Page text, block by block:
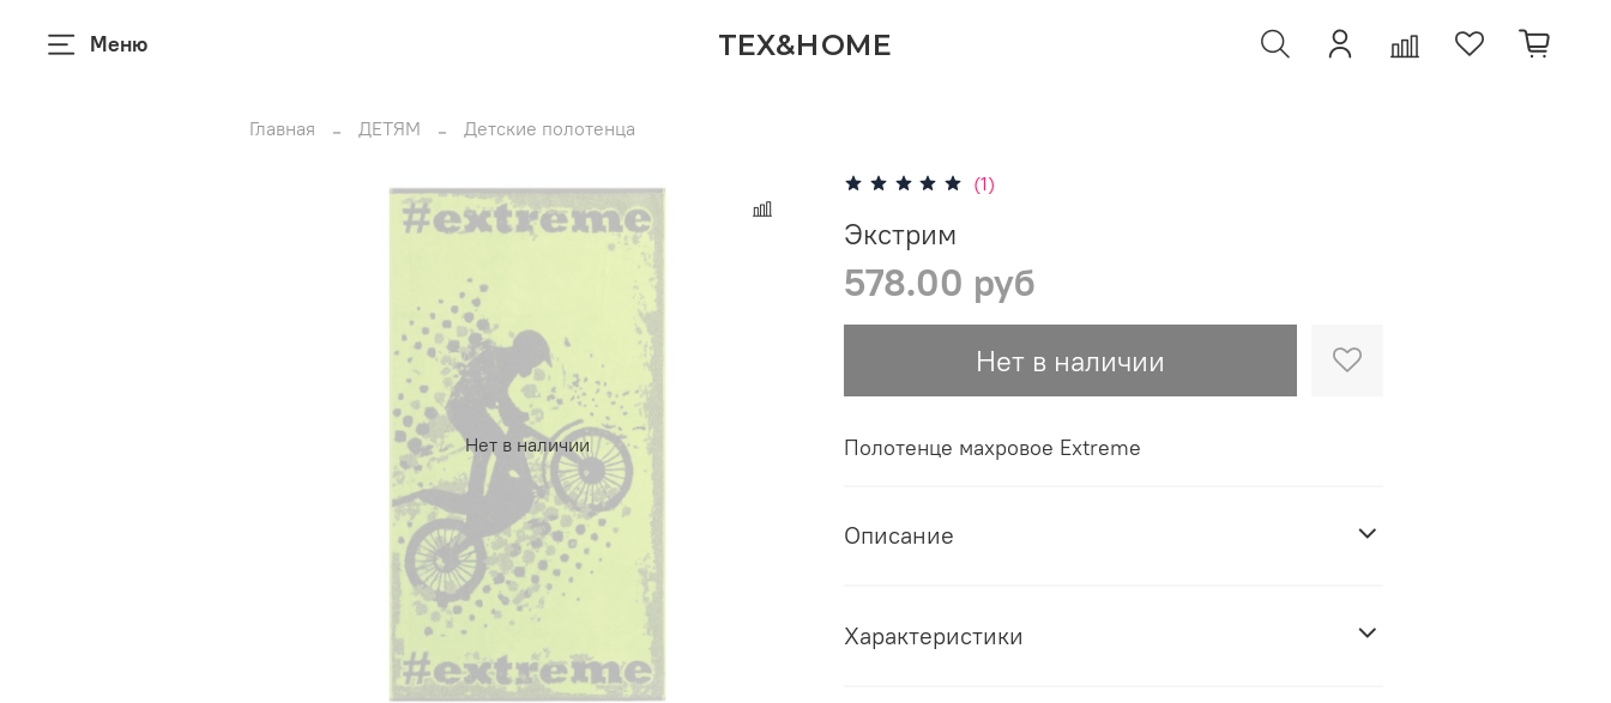
Меню TEX&HOME
Главная ДЕТЯМ Детские полотенца
Нет в наличии
(1)
Экстрим
578.00 руб
Нет в наличии
Полотенце махровое Extreme
Описание
Характеристики